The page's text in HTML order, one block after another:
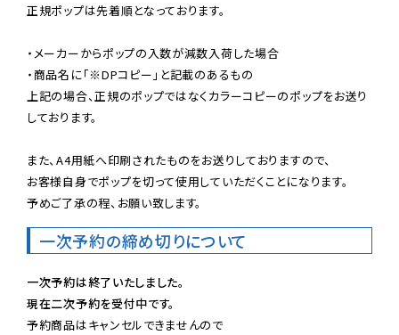
正規ポップは先着順となっております。
・メーカーからポップの入数が減数入荷した場合
・商品名に「※DPコピー」と記載のあるもの
上記の場合、正規のポップではなくカラーコピーのポップをお送り
しております。
また、A4用紙へ印刷されたものをお送りしておりますので、
お客様自身でポップを切って使用していただくことになります。
予めご了承の程、お願い致します。
一次予約の締め切りについて
一次予約は終了いたしました。
現在二次予約を受付中です。
予約商品はキャンセルできませんので